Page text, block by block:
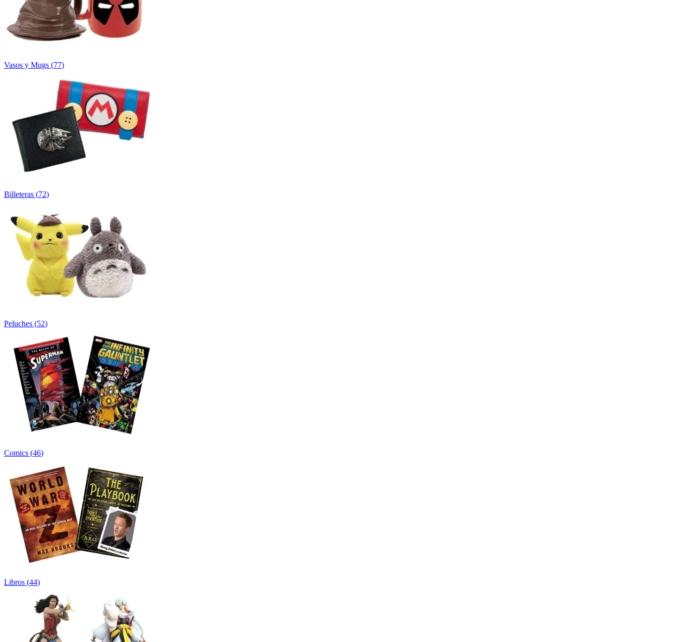
Vasos y Mugs (77)
Billeteras (72)
Peluches (52)
Comics (46)
Libros (44)